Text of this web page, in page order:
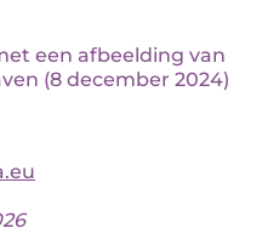
een afbeelding van
(8 december 2024)